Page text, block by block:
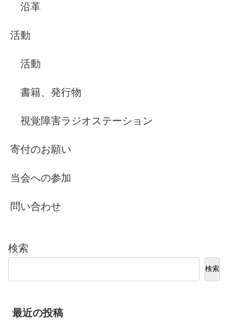
沿革
活動
活動
書籍、発行物
視覚障害ラジオステーション
寄付のお願い
当会への参加
問い合わせ
検索
検索
最近の投稿